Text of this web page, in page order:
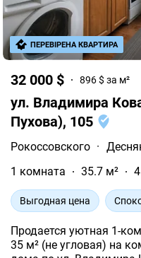
Хрущевка Чешка
Пользуется
Квартиры
Квартиры недорогие
Квартиры
Квартиры недорогие
32 000 $ 896 $ за м²
ул. Владимира
Пухова), 105
Рокоссовского ·
1 комната
35.7 м²
Выгодная цена
Продается уютная 1-
35 м² (не угловая) на
ПЕРЕВІРЕНА КВАРТИРА